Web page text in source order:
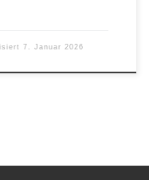
7. Januar 2026